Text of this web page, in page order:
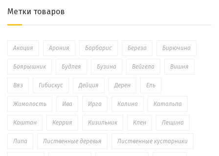
Метки товаров
Акация Арония Барбарис Береза Бирючина
Боярышник Будлея Бузина Вейгела Вишня
Вяз Гибискус Дейция Дерен Ель
Жимолость Ива Ирга Калина Катальпа
Каштан Керрия Кизильник Клен Лещина
Липа Лиственные деревья Лиственные кустарники